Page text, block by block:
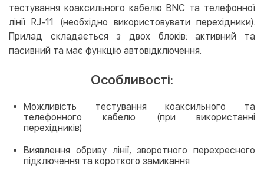
Кредит
Миттєва розстрочка (Приватбанк)
Оплата частинами (Приватбанк)
тестування коаксильного кабелю BNC та телефонної
лінії RJ-11 (необхідно використовувати перехідники).
Прилад складається з двох блоків: активний та
пасивний та має функцію автовідключення.
Особливості:
Можливість тестування коаксильного та
телефонного кабелю (при використанні
перехідників)
Виявлення обриву лінії, зворотного перехресного
підключення та короткого замикання